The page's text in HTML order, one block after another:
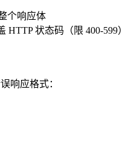
个响应体
HTTP 状态码（限 400-599）
响应格式：